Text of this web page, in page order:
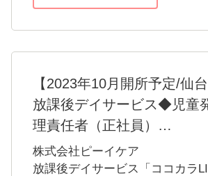
【2023年10月開所予定/仙
放課後デイサービス◆児童
理責任者（正社員）
＜ゼロベースの立ち上げから一
ってくださる方を募集＞
株式会社ピーイケア
放課後デイサービス「ココカラ